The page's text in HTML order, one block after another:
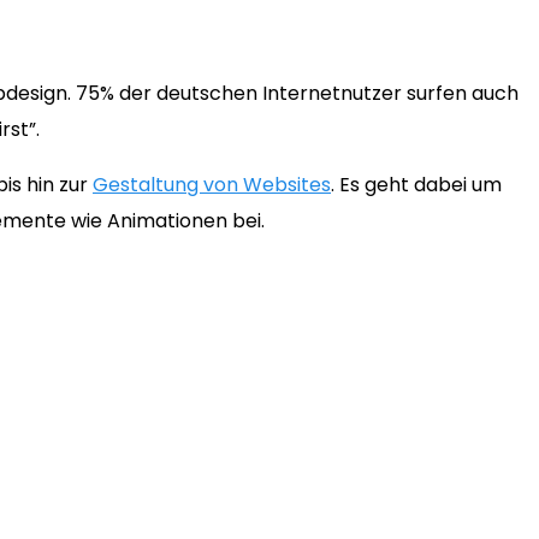
75% der deutschen Internetnutzer surfen auch
hin zurGestaltung von Websites. Es geht dabei um
wie Animationen bei.